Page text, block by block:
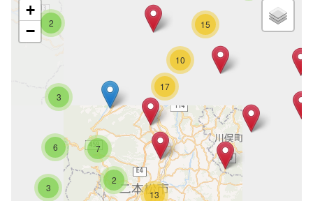
15
13
2
3
2
3
6
10
7
17
+
−